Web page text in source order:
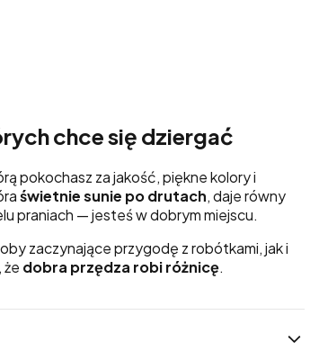
chce się dziergać
pokochasz za jakość, piękne kolory i
świetnie sunie po drutach, daje równy
praniach — jesteś w dobrym miejscu.
zaczynające przygodę z robótkami, jak i
dobra przędza robi różnicę.